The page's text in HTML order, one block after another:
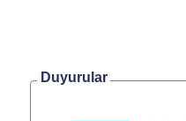
Duyurular